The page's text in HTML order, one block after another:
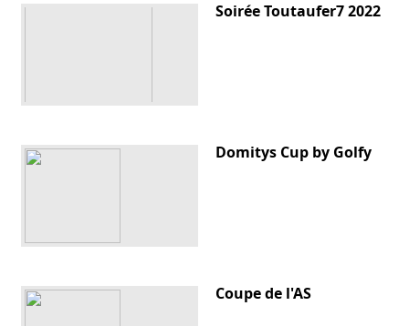
Soirée Toutaufer7 2022
Domitys Cup by Golfy
Coupe de l'AS